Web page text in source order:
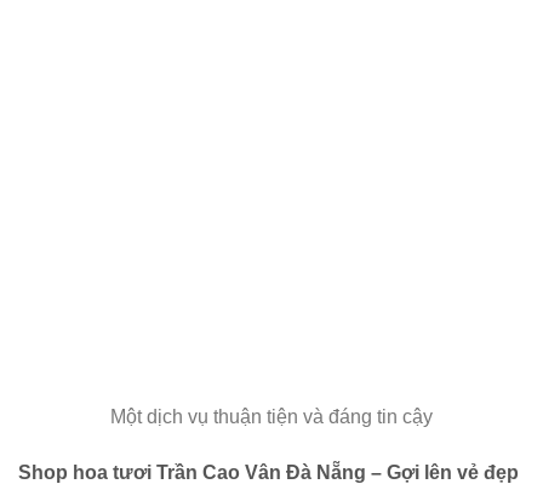
Một dịch vụ thuận tiện và đáng tin cậy
Shop hoa tươi Trần Cao Vân Đà Nẵng – Gợi lên vẻ đẹp